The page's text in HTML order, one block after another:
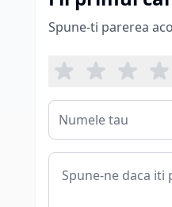
Spune-ti parerea